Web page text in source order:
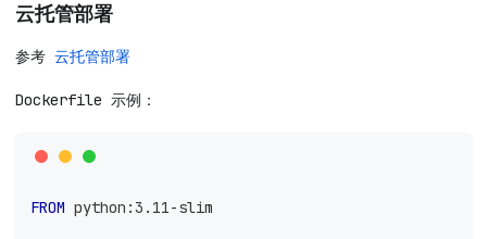
云托管部署
参考 云托管部署
Dockerfile 示例：
FROM python:3.11-slim